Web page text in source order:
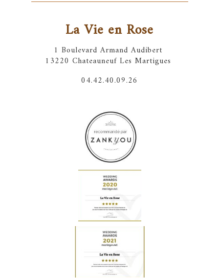
La Vie en Rose
1 Boulevard Armand Audibert
13220 Chateauneuf Les Martigues
04.42.40.09.26